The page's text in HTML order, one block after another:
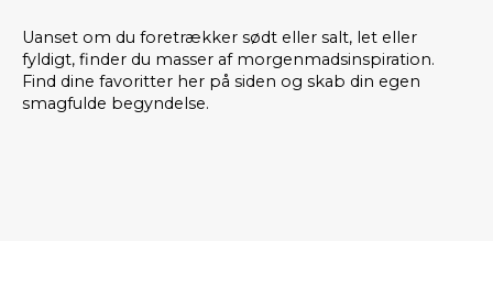
Uanset om du foretrækker sødt eller salt, let eller
fyldigt, finder du masser af morgenmadsinspiration.
Find dine favoritter her på siden og skab din egen
smagfulde begyndelse.